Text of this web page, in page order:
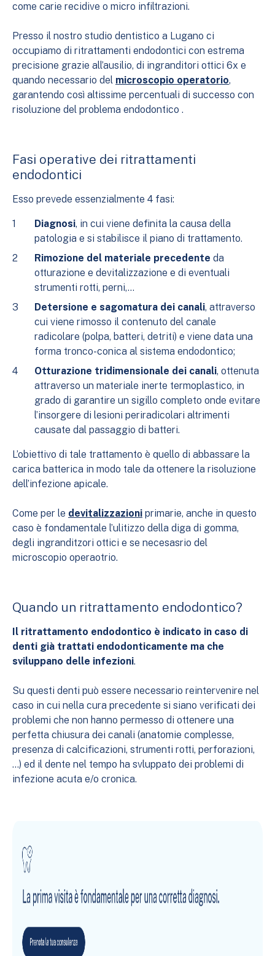
come carie recidive o micro infiltrazioni.
Presso il nostro studio dentistico a Lugano ci
occupiamo di ritrattamenti endodontici con estrema
precisione grazie all’ausilio, di ingranditori ottici 6x e
quando necessario del microscopio operatorio,
garantendo così altissime percentuali di successo con
risoluzione del problema endodontico .
Fasi operative dei ritrattamenti
endodontici
Esso prevede essenzialmente 4 fasi:
Diagnosi, in cui viene definita la causa della
patologia e si stabilisce il piano di trattamento.
Rimozione del materiale precedente da
otturazione e devitalizzazione e di eventuali
strumenti rotti, perni,…
Detersione e sagomatura dei canali, attraverso
cui viene rimosso il contenuto del canale
radicolare (polpa, batteri, detriti) e viene data una
forma tronco-conica al sistema endodontico;
Otturazione tridimensionale dei canali, ottenuta
attraverso un materiale inerte termoplastico, in
grado di garantire un sigillo completo onde evitare
l’insorgere di lesioni periradicolari altrimenti
causate dal passaggio di batteri.
L’obiettivo di tale trattamento è quello di abbassare la
carica batterica in modo tale da ottenere la risoluzione
dell’infezione apicale.
Come per le devitalizzazioni primarie, anche in questo
caso è fondamentale l’ulitizzo della diga di gomma,
degli ingranditzori ottici e se necesasrio del
microscopio operaotrio.
Quando un ritrattamento endodontico?
Il ritrattamento endodontico è indicato in caso di
denti già trattati endodonticamente ma che
sviluppano delle infezioni.
Su questi denti può essere necessario reintervenire nel
caso in cui nella cura precedente si siano verificati dei
problemi che non hanno permesso di ottenere una
perfetta chiusura dei canali (anatomie complesse,
presenza di calcificazioni, strumenti rotti, perforazioni,
…) ed il dente nel tempo ha svluppato dei problemi di
infezione acuta e/o cronica.